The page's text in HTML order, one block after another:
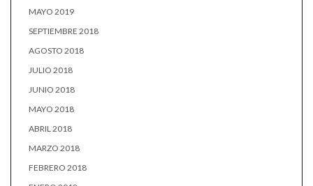
MAYO 2019
SEPTIEMBRE 2018
AGOSTO 2018
JULIO 2018
JUNIO 2018
MAYO 2018
ABRIL 2018
MARZO 2018
FEBRERO 2018